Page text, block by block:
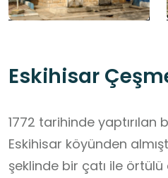
Eskihisar
1772 tarihinde yaptırılan
Eskihisar köyünden
şeklinde bir çatı ile